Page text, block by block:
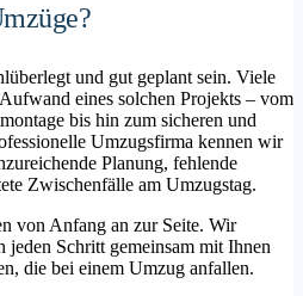
und gut geplant sein. Viele
eines solchen Projekts – vom
bis hin zum sicheren und
Umzugsfirma kennen wir
Planung, fehlende
Zwischenfälle am Umzugstag.
von Anfang an zur Seite. Wir
jeden Schritt gemeinsam mit Ihnen
die bei einem Umzug anfallen.